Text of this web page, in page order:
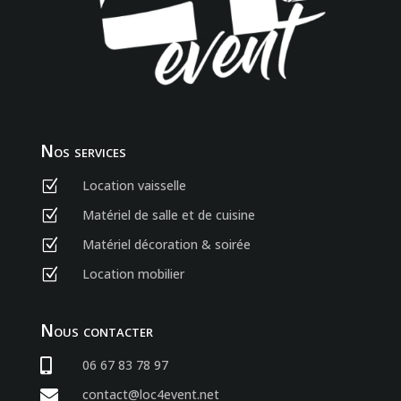
Nos services
Z Location vaisselle
Z Matériel de salle et de cuisine
Z Matériel décoration & soirée
Z Location mobilier
Nous contacter
 06 67 83 78 97
 contact@loc4event.net